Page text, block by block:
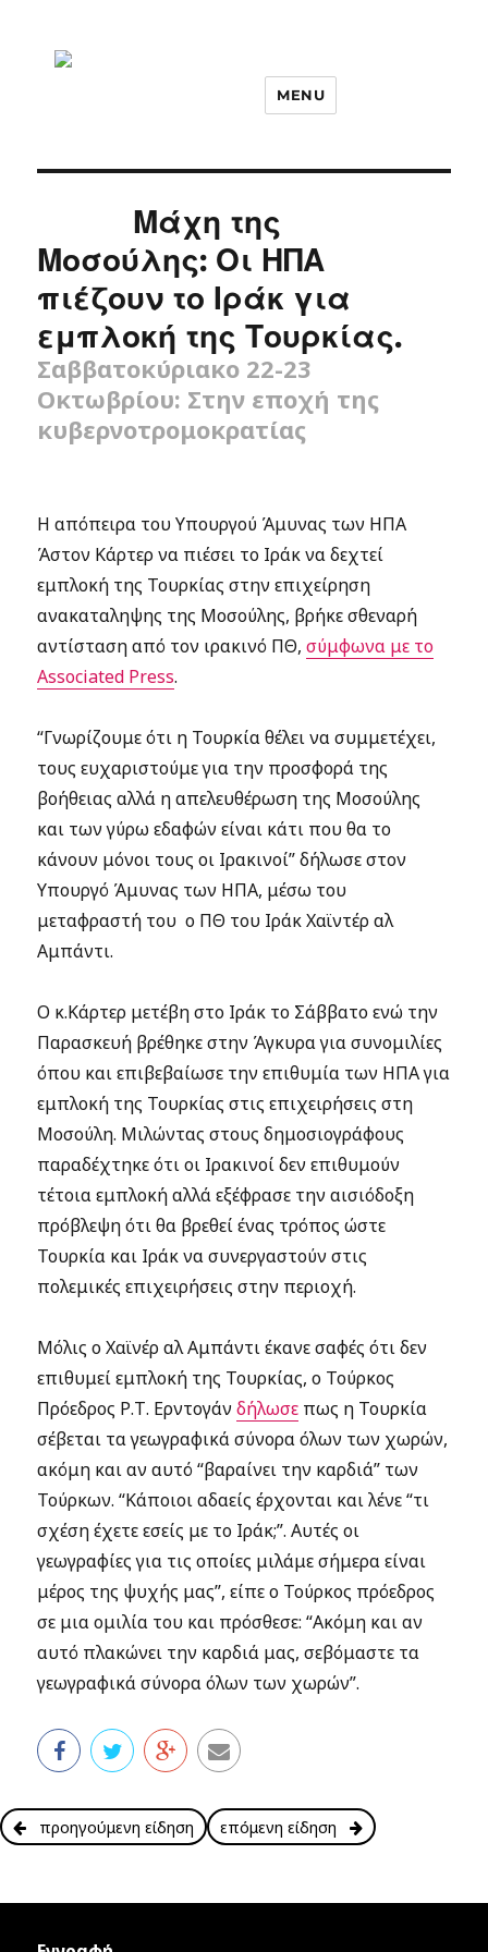
MENU
Μάχη της
Μοσούλης: Οι ΗΠΑ
πιέζουν το Ιράκ για
εμπλοκή της Τουρκίας.
Σαββατοκύριακο 22-23
Οκτωβρίου: Στην εποχή της
κυβερνοτρομοκρατίας
Η απόπειρα του Υπουργού Άμυνας των ΗΠΑ
Άστον Κάρτερ να πιέσει το Ιράκ να δεχτεί
εμπλοκή της Τουρκίας στην επιχείρηση
ανακαταληψης της Μοσούλης, βρήκε σθεναρή
αντίσταση από τον ιρακινό ΠΘ,σύμφωνα με το
Associated Press.
“Γνωρίζουμε ότι η Τουρκία θέλει να συμμετέχει,
τους ευχαριστούμε για την προσφορά της
βοήθειας αλλά η απελευθέρωση της Μοσούλης
και των γύρω εδαφών είναι κάτι που θα το
κάνουν μόνοι τους οι Ιρακινοί” δήλωσε στον
Υπουργό Άμυνας των ΗΠΑ, μέσω του
μεταφραστή του ο ΠΘ του Ιράκ Χαϊντέρ αλ
Αμπάντι.
Ο κ.Κάρτερ μετέβη στο Ιράκ το Σάββατο ενώ την
Παρασκευή βρέθηκε στην Άγκυρα για συνομιλίες
όπου και επιβεβαίωσε την επιθυμία των ΗΠΑ για
εμπλοκή της Τουρκίας στις επιχειρήσεις στη
Μοσούλη. Μιλώντας στους δημοσιογράφους
παραδέχτηκε ότι οι Ιρακινοί δεν επιθυμούν
τέτοια εμπλοκή αλλά εξέφρασε την αισιόδοξη
πρόβλεψη ότι θα βρεθεί ένας τρόπος ώστε
Τουρκία και Ιράκ να συνεργαστούν στις
πολεμικές επιχειρήσεις στην περιοχή.
Μόλις ο Χαϊνέρ αλ Αμπάντι έκανε σαφές ότι δεν
επιθυμεί εμπλοκή της Τουρκίας, ο Τούρκος
Πρόεδρος Ρ.Τ. Ερντογάνδήλωσε πως η Τουρκία
σέβεται τα γεωγραφικά σύνορα όλων των χωρών,
ακόμη και αν αυτό “βαραίνει την καρδιά” των
Τούρκων. “Κάποιοι αδαείς έρχονται και λένε “τι
σχέση έχετε εσείς με το Ιράκ;”. Αυτές οι
γεωγραφίες για τις οποίες μιλάμε σήμερα είναι
μέρος της ψυχής μας”, είπε ο Τούρκος πρόεδρος
σε μια ομιλία του και πρόσθεσε: “Ακόμη και αν
αυτό πλακώνει την καρδιά μας, σεβόμαστε τα
γεωγραφικά σύνορα όλων των χωρών”.
προηγούμενη είδηση επόμενη είδηση